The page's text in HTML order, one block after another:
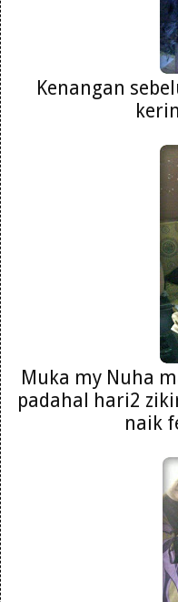
Kenangan
Muka my Nuha
padahal hari2
naik